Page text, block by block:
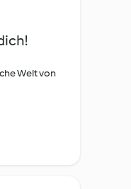
Welt von